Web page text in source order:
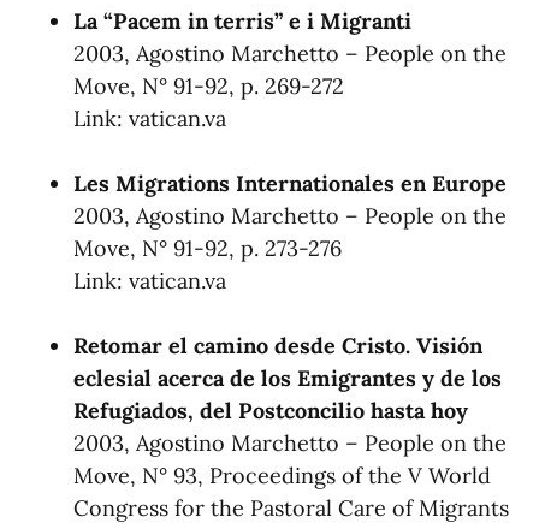
La “Pacem in terris” e i Migranti
2003, Agostino Marchetto – People on the
Move, N° 91-92, p. 269-272
Link:vatican.va
Les Migrations Internationales en Europe
2003, Agostino Marchetto – People on the
Move, N° 91-92, p. 273-276
Link:vatican.va
Retomar el camino desde Cristo. Visión
eclesial acerca de los Emigrantes y de los
Refugiados, del Postconcilio hasta hoy
2003, Agostino Marchetto – People on the
Move, N° 93, Proceedings of the V World
Congress for the Pastoral Care of Migrants